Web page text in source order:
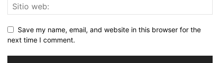
Save my name, email, and website in this browser for the
next time I comment.